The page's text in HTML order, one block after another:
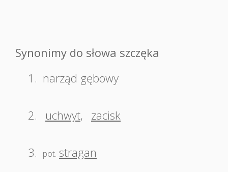
Synonimy do słowa szczęka
1. narząd gębowy
2. uchwyt, zacisk
3. pot. stragan